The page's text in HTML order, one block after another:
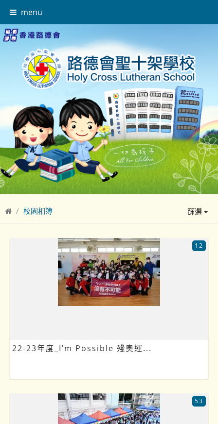
menu
校園相簿 篩選
22-23年度_I’m Possible 殘奧運...
12
53